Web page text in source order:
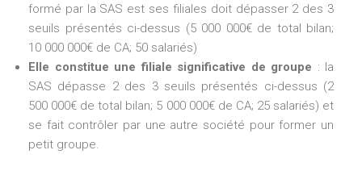
formé par la SAS est ses filiales doit dépasser 2 des 3
seuils présentés ci-dessus (5 000 000€ de total bilan;
10 000 000€ de CA; 50 salariés)
Elle constitue une filiale significative de groupe : la
SAS dépasse 2 des 3 seuils présentés ci-dessus (2
500 000€ de total bilan; 5 000 000€ de CA; 25 salariés) et
se fait contrôler par une autre société pour former un
petit groupe.